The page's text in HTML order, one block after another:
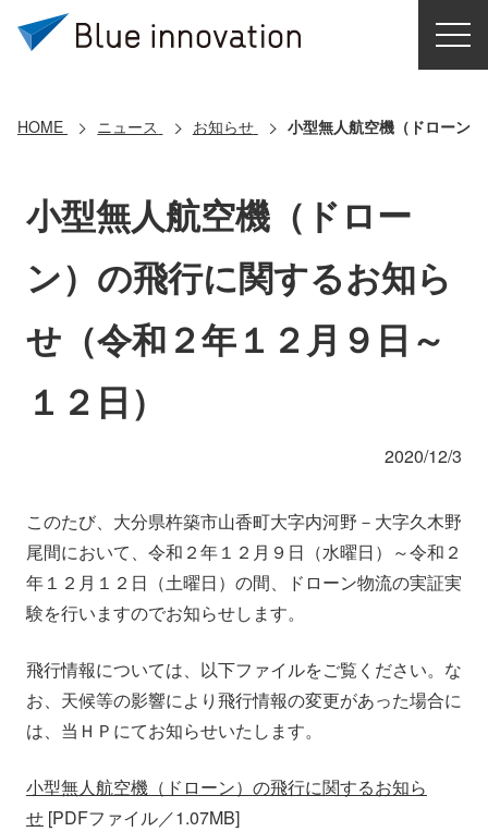
導入事例
コアテクノロジー
クラウドモビリティ研究所
会社情報 ニュース
採用情報 資料ダウンロード
HOME ニュース お知らせ 小型無人航空機（ドローン
小型無人航空機（ドロー
ン）の飛行に関するお知ら
せ（令和２年１２月９日～
１２日）
2020/12/3
このたび、大分県杵築市山香町大字内河野－大字久木野
尾間において、令和２年１２月９日（水曜日）～令和２
年１２月１２日（土曜日）の間、ドローン物流の実証実
験を行いますのでお知らせします。
飛行情報については、以下ファイルをご覧ください。な
お、天候等の影響により飛行情報の変更があった場合に
は、当ＨＰにてお知らせいたします。
小型無人航空機（ドローン）の飛行に関するお知ら
せ [PDFファイル／1.07MB]